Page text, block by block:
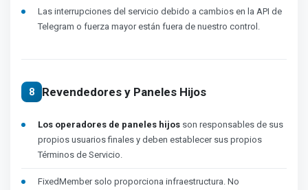
Las interrupciones del servicio debido a cambios en la API de
Telegram o fuerza mayor están fuera de nuestro control.
8 Revendedores y Paneles Hijos
Los operadores de paneles hijos son responsables de sus
propios usuarios finales y deben establecer sus propios
Términos de Servicio.
FixedMember solo proporciona infraestructura. No